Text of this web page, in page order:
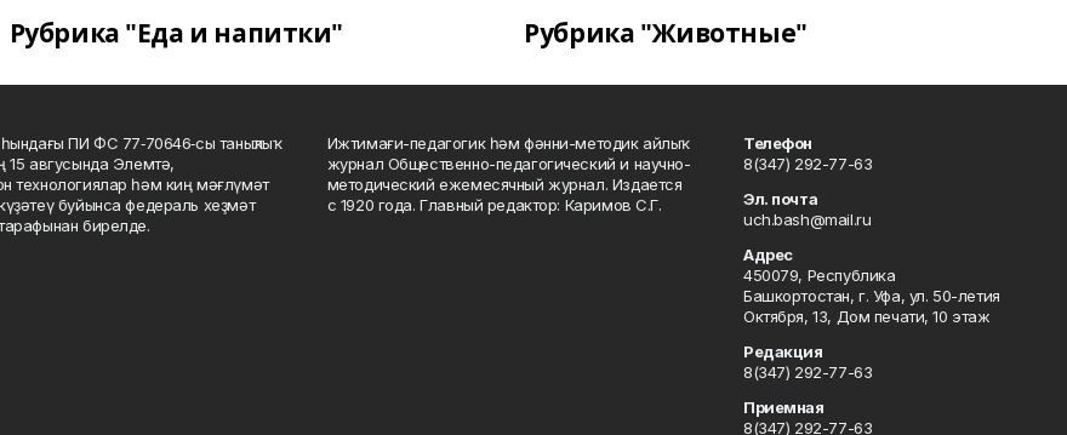
Рубрика "Еда и напитки" Рубрика "Животные"
ПИ ФС 77‑70646‑сы таныҡлыҡ
15 авгусында Элемтә,
технологиялар һәм киң мәғлүмәт
буйынса федераль хеҙмәт
бирелде.
Ижтимағи-педагогик һәм фәнни-методик айлыҡ
журнал Общественно-педагогический и научно-
методический ежемесячный журнал. Издается
с 1920 года. Главный редактор: Каримов С.Г.
Телефон
8(347) 292-77-63
Эл. почта
uch.bash@mail.ru
Адрес
450079, Республика
Башкортостан, г. Уфа, ул. 50-летия
Октября, 13, Дом печати, 10 этаж
Редакция
8(347) 292-77-63
Приемная
8(347) 292-77-63